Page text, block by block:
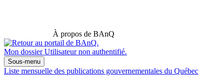
À propos de BAnQ
Mon dossier Utilisateur non authentifié.
Sous-menu
Liste mensuelle des publications gouvernementales du Québec